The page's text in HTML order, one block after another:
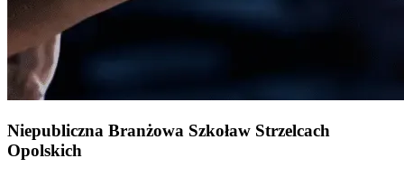
Niepubliczna Branżowa Szkoław Strzelcach
Opolskich